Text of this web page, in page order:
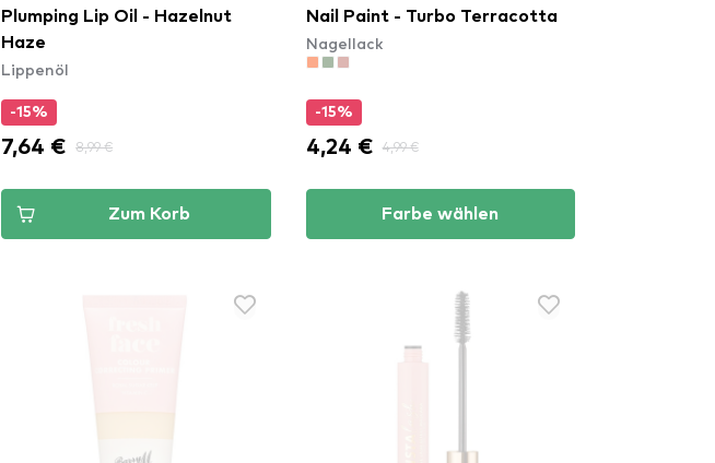
Plumping Lip Oil - Hazelnut
Haze
Lippenöl
-15%
7,64 € 8,99 €
Zum Korb
Nail Paint - Turbo Terracotta
Nagellack
-15%
4,24 € 4,99 €
Farbe wählen